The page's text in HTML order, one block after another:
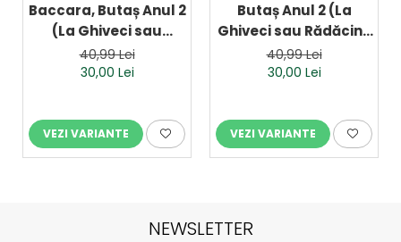
Baccara, Butaș Anul 2
(La Ghiveci sau
Rădăcină Liberă)
40,99 Lei
30,00 Lei
VEZI VARIANTE
Butaș Anul 2 (La
Ghiveci sau Rădăcină
Liberă)
40,99 Lei
30,00 Lei
VEZI VARIANTE
NEWSLETTER